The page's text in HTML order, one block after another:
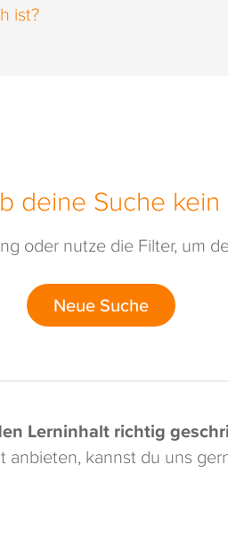
ist?
deine Suche kein
oder nutze die Filter, um
Neue Suche
Lerninhalt richtig
kannst du uns